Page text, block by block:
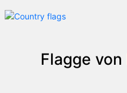
Flagge von